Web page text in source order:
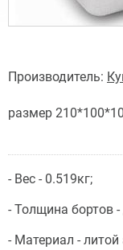
Производитель:
размер
- Вес - 0.519кг;
- Толщина бортов
- Материал -